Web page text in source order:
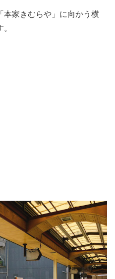
本家きむらや」に向かう横